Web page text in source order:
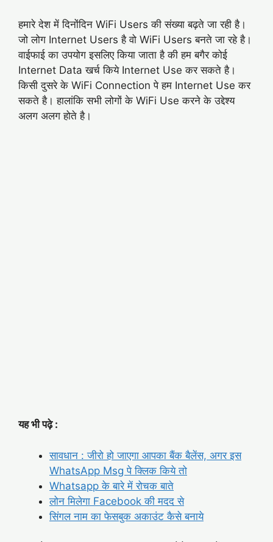
हमारे देश में दिनोंदिन WiFi Users की संख्या बढ़ते जा रही है।
जो लोग Internet Users है वो WiFi Users बनते जा रहे है।
वाईफाई का उपयोग इसलिए किया जाता है की हम बगैर कोई
Internet Data खर्च किये Internet Use कर सकते है।
किसी दुसरे के WiFi Connection पे हम Internet Use कर
सकते है। हालांकि सभी लोगों के WiFi Use करने के उद्देश्य
अलग अलग होते है।
यह भी पढ़े :
सावधान : जीरो हो जाएगा आपका बैंक बैलेंस, अगर इस
WhatsApp Msg पे क्लिक किये तो
Whatsapp के बारे में रोचक बाते
लोन मिलेगा Facebook की मदद से
सिंगल नाम का फेसबुक अकाउंट कैसे बनाये